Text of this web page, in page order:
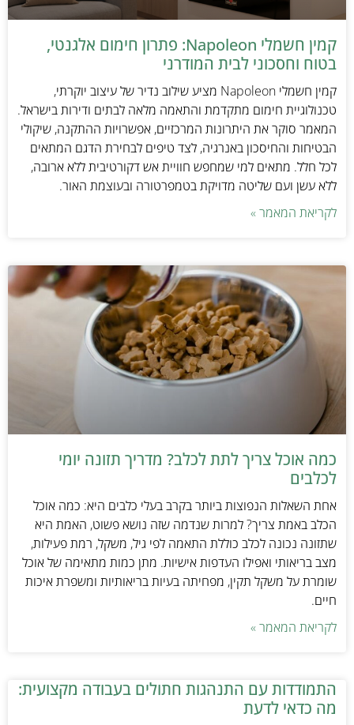
קמין חשמלי Napoleon: פתרון חימום אלגנטי,
בטוח וחסכוני לבית המודרני
קמין חשמלי Napoleon מציע שילוב נדיר של עיצוב יוקרתי,
טכנולוגיית חימום מתקדמת והתאמה מלאה לבתים ודירות בישראל.
המאמר סוקר את היתרונות המרכזיים, אפשרויות ההתקנה, שיקולי
הבטיחות והחיסכון באנרגיה, לצד טיפים לבחירת הדגם המתאים
לכל חלל. מתאים למי שמחפש חוויית אש דקורטיבית ללא ארובה,
ללא עשן ועם שליטה מדויקת בטמפרטורה ובעוצמת האור.
לקריאת המאמר »
כמה אוכל צריך לתת לכלב? מדריך תזונה יומי
לכלבים
אחת השאלות הנפוצות ביותר בקרב בעלי כלבים היא: כמה אוכל
הכלב באמת צריך? למרות שנדמה שזה נושא פשוט, האמת היא
שתזונה נכונה לכלב כוללת התאמה לפי גיל, משקל, רמת פעילות,
מצב בריאותי ואפילו העדפות אישיות. מתן כמות מתאימה של אוכל
שומרת על משקל תקין, מפחיתה בעיות בריאותיות ומשפרת איכות
חיים.
לקריאת המאמר »
התמודדות עם התנהגות חתולים בעבודה מקצועית:
מה כדאי לדעת